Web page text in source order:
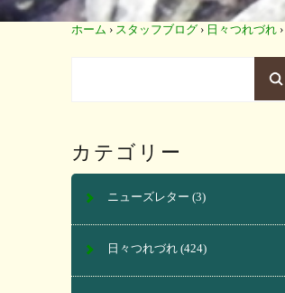
ホーム › スタッフブログ › 日々つれづれ ›
カテゴリー
ニューズレター (3)
日々つれづれ (424)